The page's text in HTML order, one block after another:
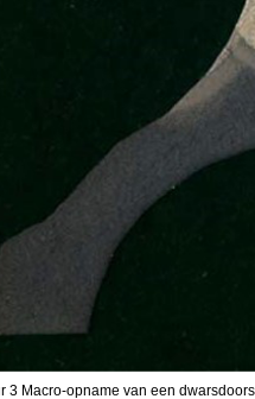
3 Macro-opname van een